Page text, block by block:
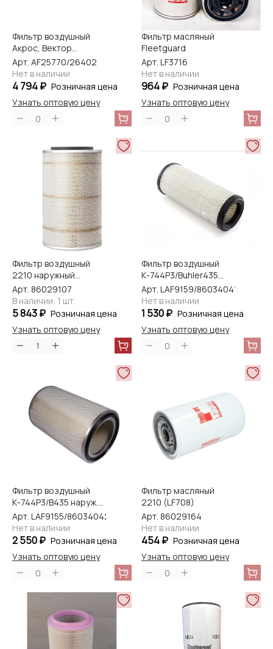
Фильтр воздушный
Акрос, Вектор
внутренний
(Сummins)
AF25770/26402
Арт. AF25770/26402
Нет в наличии
4 794 ₽ Розничная цена
Узнать оптовую цену
0
Фильтр масляный
Fleetguard
Арт. LF3716
Нет в наличии
964 ₽ Розничная цена
Узнать оптовую цену
0
Фильтр воздушный
2210 наружный
AF25368 Fleetguard
Арт. 86029107
В наличии: 1 шт.
5 843 ₽ Розничная цена
Узнать оптовую цену
Фильтр воздушный
К-744Р3/Buhler435
внутр. AF 883 M
Fleetguard
Арт. LAF9159/86034041
Нет в наличии
1 530 ₽ Розничная цена
Узнать оптовую цену
0
Фильтр воздушный
К-744Р3/B435 наруж.
Fleetguard
Арт. LAF9155/86034042
Нет в наличии
2 550 ₽ Розничная цена
Узнать оптовую цену
0
Фильтр масляный
2210 (LF708)
Арт. 86029164
Нет в наличии
454 ₽ Розничная цена
Узнать оптовую цену
0